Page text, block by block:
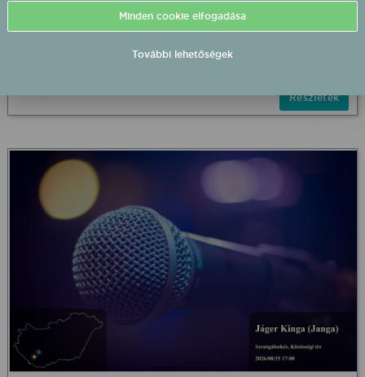
HAPPY GANG -és V1TAMIN 2026/08/15 17:00
Petneháza Szabadtéri rendezvény
Részletek
Minden cookie elfogadása
További lehetőségek